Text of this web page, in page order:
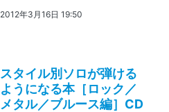
2012年3月16日 19:50
スタイル別ソロが弾ける
ようになる本［ロック／
メタル／ブルース編］CD